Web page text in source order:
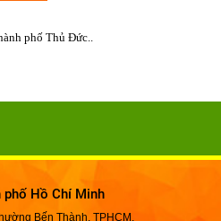
phố Thủ Đức..
phố Hồ Chí Minh
Bến Thành, TPHCM.